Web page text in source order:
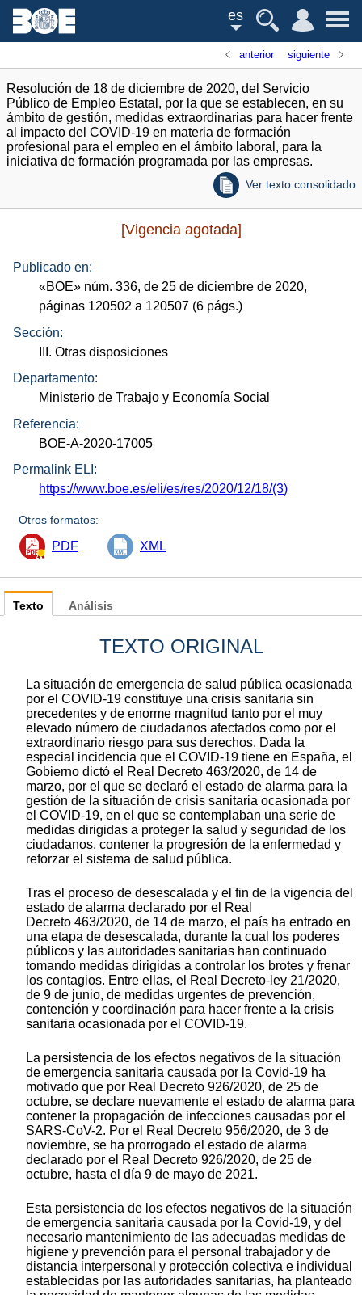
es
anterior siguiente
Resolución de 18 de diciembre de 2020, del Servicio
Público de Empleo Estatal, por la que se establecen, en su
ámbito de gestión, medidas extraordinarias para hacer frente
al impacto del COVID-19 en materia de formación
profesional para el empleo en el ámbito laboral, para la
iniciativa de formación programada por las empresas.
Ver texto consolidado
[Vigencia agotada]
Publicado en:
«BOE» núm. 336, de 25 de diciembre de 2020,
páginas 120502 a 120507 (6 págs.)
Sección:
III. Otras disposiciones
Departamento:
Ministerio de Trabajo y Economía Social
Referencia:
BOE-A-2020-17005
Permalink ELI:
https://www.boe.es/eli/es/res/2020/12/18/(3)
Otros formatos:
PDF XML
Texto
TEXTO ORIGINAL
La situación de emergencia de salud pública ocasionada
por el COVID-19 constituye una crisis sanitaria sin
precedentes y de enorme magnitud tanto por el muy
elevado número de ciudadanos afectados como por el
extraordinario riesgo para sus derechos. Dada la
especial incidencia que el COVID-19 tiene en España, el
Gobierno dictó el Real Decreto 463/2020, de 14 de
marzo, por el que se declaró el estado de alarma para la
gestión de la situación de crisis sanitaria ocasionada por
el COVID-19, en el que se contemplaban una serie de
medidas dirigidas a proteger la salud y seguridad de los
ciudadanos, contener la progresión de la enfermedad y
reforzar el sistema de salud pública.
Tras el proceso de desescalada y el fin de la vigencia del
estado de alarma declarado por el Real
Decreto 463/2020, de 14 de marzo, el país ha entrado en
una etapa de desescalada, durante la cual los poderes
públicos y las autoridades sanitarias han continuado
tomando medidas dirigidas a controlar los brotes y frenar
los contagios. Entre ellas, el Real Decreto-ley 21/2020,
de 9 de junio, de medidas urgentes de prevención,
contención y coordinación para hacer frente a la crisis
sanitaria ocasionada por el COVID-19.
La persistencia de los efectos negativos de la situación
de emergencia sanitaria causada por la Covid-19 ha
motivado que por Real Decreto 926/2020, de 25 de
octubre, se declare nuevamente el estado de alarma para
contener la propagación de infecciones causadas por el
SARS-CoV-2. Por el Real Decreto 956/2020, de 3 de
noviembre, se ha prorrogado el estado de alarma
declarado por el Real Decreto 926/2020, de 25 de
octubre, hasta el día 9 de mayo de 2021.
Esta persistencia de los efectos negativos de la situación
de emergencia sanitaria causada por la Covid-19, y del
necesario mantenimiento de las adecuadas medidas de
higiene y prevención para el personal trabajador y de
distancia interpersonal y protección colectiva e individual
establecidas por las autoridades sanitarias, ha planteado
Análisis